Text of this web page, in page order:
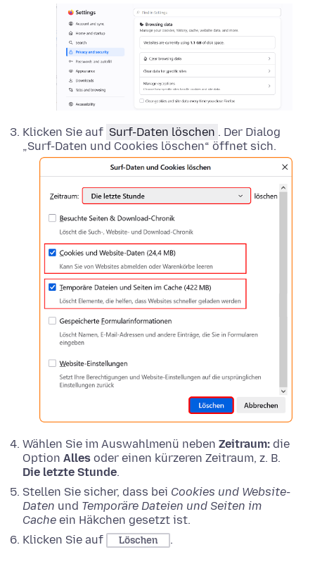
Klicken Sie auf Surf-Daten löschen . Der Dialog
„Surf-Daten und Cookies löschen“ öffnet sich.
Wählen Sie im Auswahlmenü neben Zeitraum: die
Option Alles oder einen kürzeren Zeitraum, z. B.
Die letzte Stunde.
Stellen Sie sicher, dass bei Cookies und Website-
Daten und Temporäre Dateien und Seiten im
Cache ein Häkchen gesetzt ist.
Klicken Sie auf
Löschen .